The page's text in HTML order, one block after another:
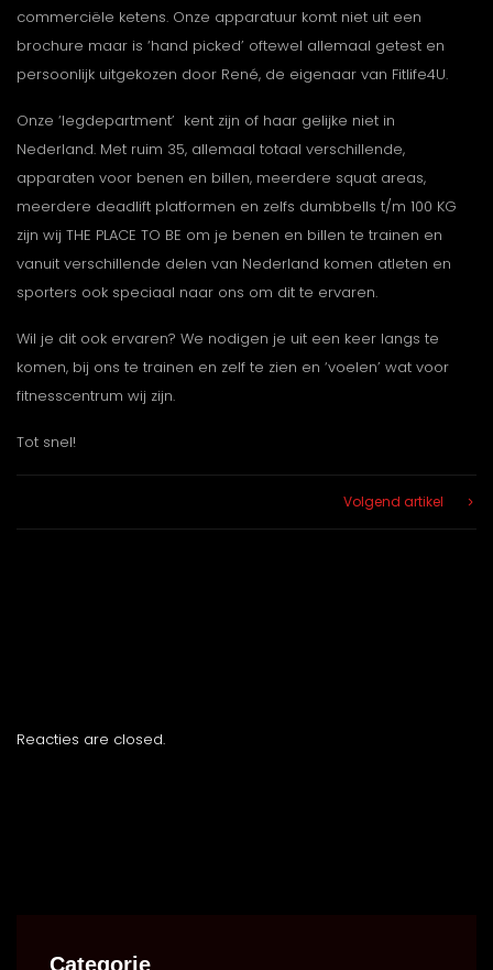
Categorie
commerciële ketens. Onze apparatuur komt niet uit een
brochure maar is ‘hand picked’ oftewel allemaal getest en
persoonlijk uitgekozen door René, de eigenaar van Fitlife4U.
Onze ‘legdepartment’ kent zijn of haar gelijke niet in
Nederland. Met ruim 35, allemaal totaal verschillende,
apparaten voor benen en billen, meerdere squat areas,
meerdere deadlift platformen en zelfs dumbbells t/m 100 KG
zijn wij THE PLACE TO BE om je benen en billen te trainen en
vanuit verschillende delen van Nederland komen atleten en
sporters ook speciaal naar ons om dit te ervaren.
Wil je dit ook ervaren? We nodigen je uit een keer langs te
komen, bij ons te trainen en zelf te zien en ‘voelen’ wat voor
fitnesscentrum wij zijn.
Tot snel!
Volgend artikel
Reacties are closed.